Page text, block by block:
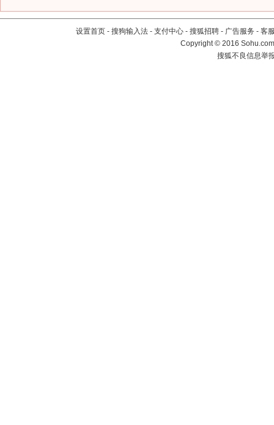
设置首页 - 搜狗输入法 - 支付中心 - 搜狐招聘 - 广告服务 - 客
Copyright©2016
搜狐不良信息举